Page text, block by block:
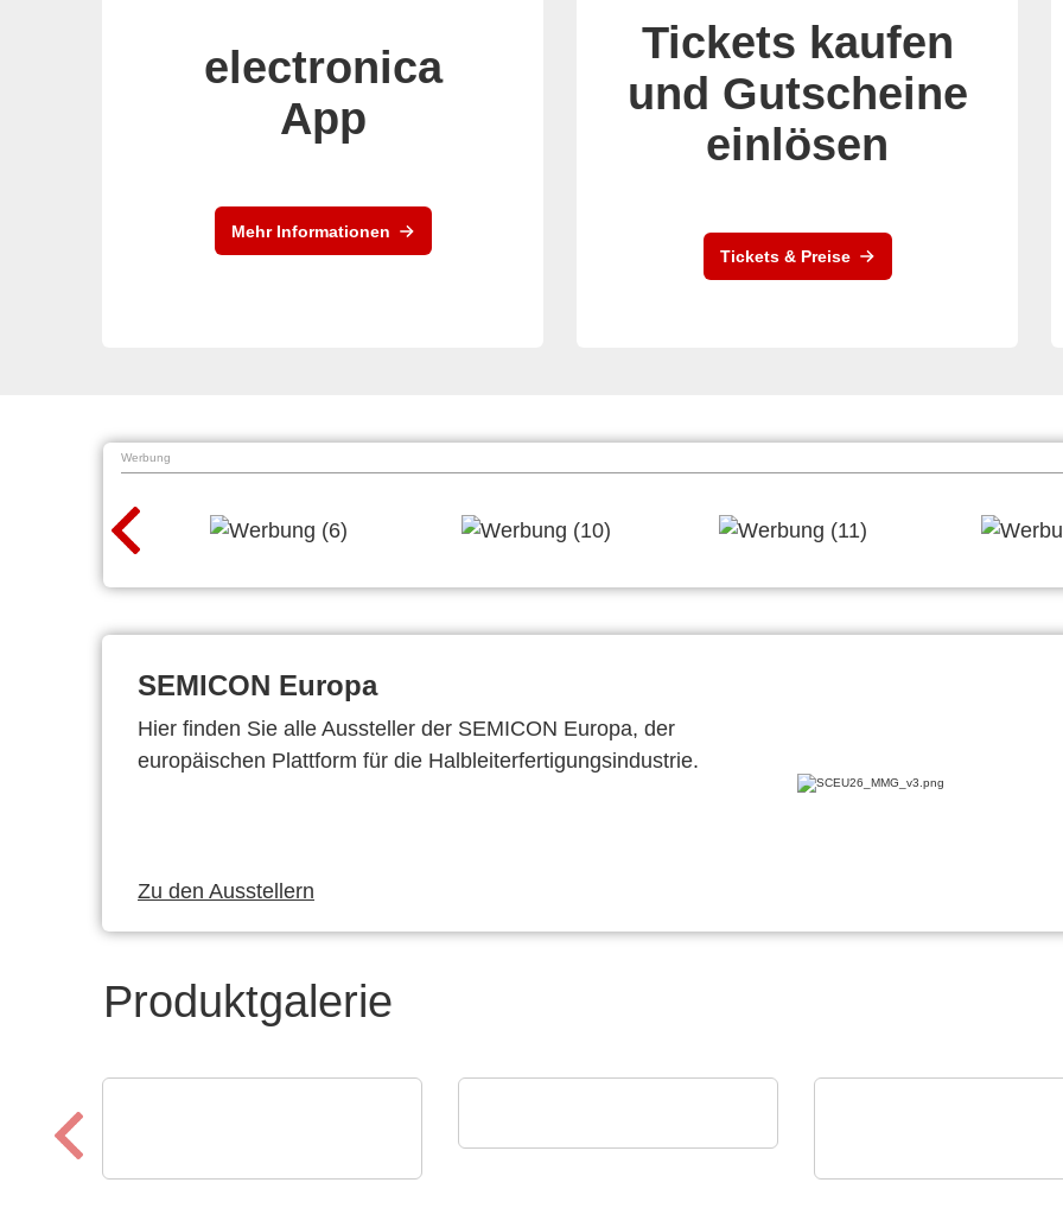
electronica
App
Mehr Informationen
Tickets kaufen
und Gutscheine
einlösen
Tickets & Preise
Werbung
SEMICON Europa
Hier finden Sie alle Aussteller der SEMICON Europa, der
europäischen Plattform für die Halbleiterfertigungsindustrie.
Zu den Ausstellern
Produktgalerie